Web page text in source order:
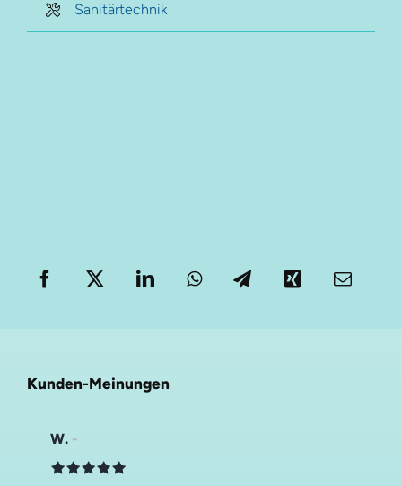
Sanitärtechnik
Kunden-Meinungen
W.